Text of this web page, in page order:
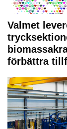
Valmet
förbättra